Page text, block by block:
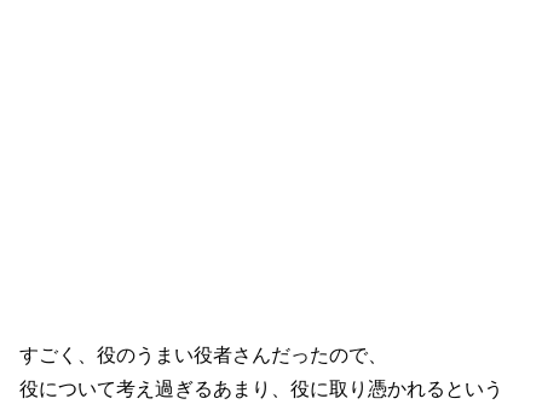
すごく、役のうまい役者さんだったので、
役について考え過ぎるあまり、役に取り憑かれるという